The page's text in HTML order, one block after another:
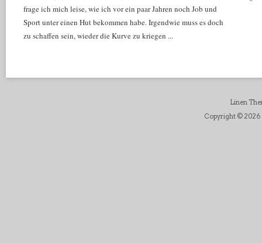
frage ich mich leise, wie ich vor ein paar Jahren noch Job und
Sport unter einen Hut bekommen habe. Irgendwie muss es doch
zu schaffen sein, wieder die Kurve zu kriegen ...
Linen
Copyright © 2026